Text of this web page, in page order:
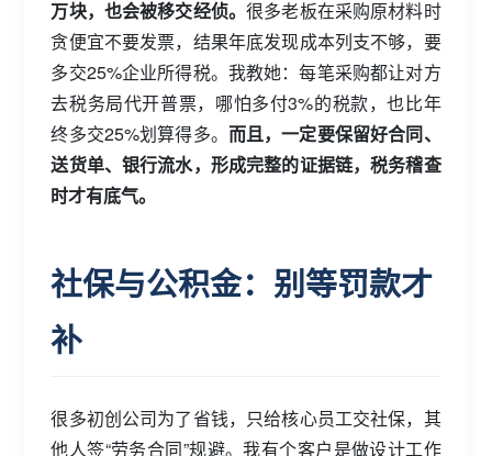
万块，也会被移交经侦。很多老板在采购原材料时
贪便宜不要发票，结果年底发现成本列支不够，要
多交25%企业所得税。我教她：每笔采购都让对方
去税务局代开普票，哪怕多付3%的税款，也比年
终多交25%划算得多。 而且，一定要保留好合同、
送货单、银行流水，形成完整的证据链，税务稽查
时才有底气。
社保与公积金：别等罚款才
补
很多初创公司为了省钱，只给核心员工交社保，其
他人签“劳务合同”规避。我有个客户是做设计工作